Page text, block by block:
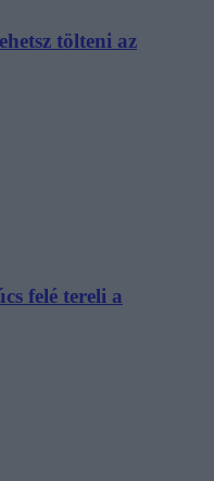
tölteni az
felé tereli a